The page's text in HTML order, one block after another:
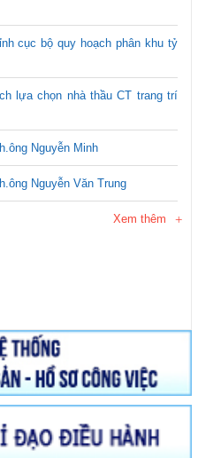
cục bộ quy hoạch phân khu tỷ
lựa chọn nhà thầu CT trang trí
Nguyễn Minh
Nguyễn Văn Trung
Xem thêm